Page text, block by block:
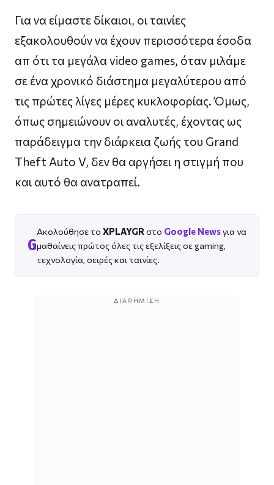
Για να είμαστε δίκαιοι, οι ταινίες
εξακολουθούν να έχουν περισσότερα έσοδα
απ ότι τα μεγάλα video games, όταν μιλάμε
σε ένα χρονικό διάστημα μεγαλύτερου από
τις πρώτες λίγες μέρες κυκλοφορίας. Όμως,
όπως σημειώνουν οι αναλυτές, έχοντας ως
παράδειγμα την διάρκεια ζωής του Grand
Theft Auto V, δεν θα αργήσει η στιγμή που
και αυτό θα ανατραπεί.
G
Ακολούθησε το XPLAYGR στο Google Newsγια να
μαθαίνεις πρώτος όλες τις εξελίξεις σε gaming,
τεχνολογία, σειρές και ταινίες.
ΔΙΑΦΉΜΙΣΗ